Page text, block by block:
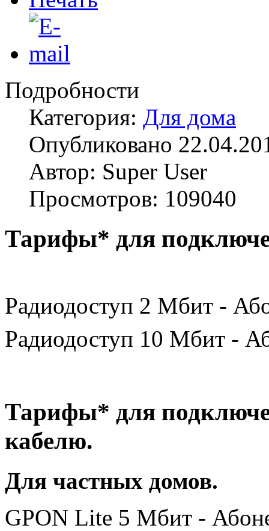
Подробности
Категория: Для дома
Опубликовано
Автор: Super User
Просмотров: 109040
Тарифы* для
Радиодоступ 2 Мбит -
Радиодоступ 10 Мбит -
Тарифы* для
кабелю.
Для частных домов.
GPON Lite 5 Мбит -